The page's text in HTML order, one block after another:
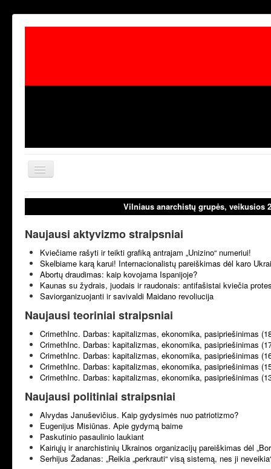
Toggle
Navigation
aktualijos
laisvoji
Vilniaus anarchistų grupės, veikusios
Naujausi aktyvizmo straipsniai
Kviečiame rašyti ir teikti grafiką antrajam „Unizino“ numeriui!
Skelbiame karą karui! Internacionalistų pareiškimas dėl karo
Abortų draudimas: kaip kovojama Ispanijoje?
Kaunas su žydrais, juodais ir raudonais: antifašistai kviečia
Saviorganizuojanti ir savivaldi Maidano revoliucija
Naujausi teoriniai straipsniai
CrimethInc. Darbas: kapitalizmas, ekonomika, pasipriešinimas
CrimethInc. Darbas: kapitalizmas, ekonomika, pasipriešinimas
CrimethInc. Darbas: kapitalizmas, ekonomika, pasipriešinimas
CrimethInc. Darbas: kapitalizmas, ekonomika, pasipriešinimas
CrimethInc. Darbas: kapitalizmas, ekonomika, pasipriešinimas
Naujausi politiniai straipsniai
Alvydas Januševičius. Kaip gydysimės nuo patriotizmo?
Eugenijus Misiūnas. Apie gydymą baime
Paskutinio pasaulinio laukiant
Kairiųjų ir anarchistinių Ukrainos organizacijų pareiškimas dėl
Serhijus Žadanas: „Reikia „perkrauti“ visą sistemą, nes ji